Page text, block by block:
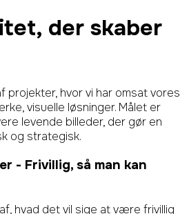
der skaber
projekter, hvor vi har omsat vores
visuelle løsninger. Målet er
levende billeder, der gør en
og strategisk.
- Frivillig, så man kan
hvad det vil sige at være frivillig